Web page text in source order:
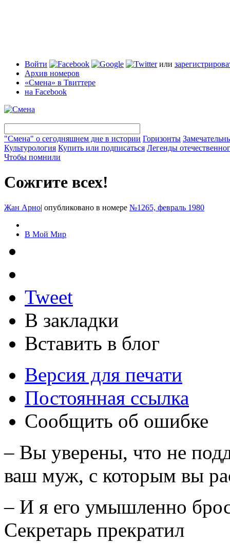
Войти или
Архив номеров
«Смена» в Твиттере
на Facebook
"Смена" о сегодняшнем дне в истории Горизонты
Культурология Купить или подписаться Легенды
Чтобы помнили
Сожгите всех!
Жан Арно| опубликовано в номере №1265, февраль 1980
В Мой Мир
Tweet
В закладки
Вставить в блог
Версия для печати
Постоянная ссылка
Сообщить об ошибке
– Вы уверены, что не
ваш муж, с которым вы
– И я его умышленно
Секретарь прекратил